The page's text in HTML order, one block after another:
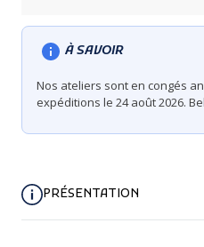
À SAVOIR
Nos ateliers sont en congés
expéditions le 24 août 2026.
PRÉSENTATION